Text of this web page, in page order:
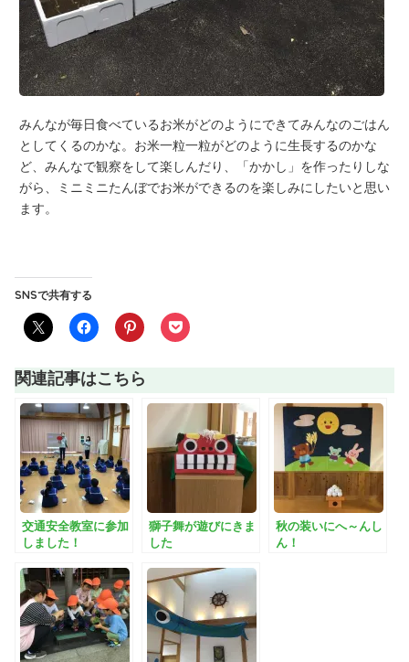
みんなが毎日食べているお米がどのようにできてみんなのごはん
としてくるのかな。お米一粒一粒がどのように生長するのかな
ど、みんなで観察をして楽しんだり、「かかし」を作ったりしな
がら、ミニミニたんぼでお米ができるのを楽しみにしたいと思い
ます。
SNSで共有する
関連記事はこちら
交通安全教室に参加
しました！
獅子舞が遊びにきま
した
秋の装いにへ～んし
ん！